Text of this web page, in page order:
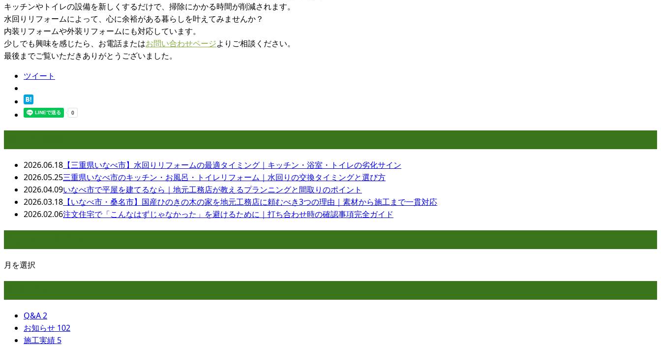
キッチンやトイレの設備を新しくするだけで、掃除にかかる時間が削減されます。
水回りリフォームによって、心に余裕がある暮らしを叶えてみませんか？
内装リフォームや外装リフォームにも対応しています。
少しでも興味を感じたら、お電話またはお問い合わせページよりご相談ください。
最後までご覧いただきありがとうございました。
ツイート
2026.06.18 【三重県いなべ市】水回りリフォームの最適タイミング｜キッチン・浴室・トイレの劣化サイン
2026.05.25三重県いなべ市のキッチン・お風呂・トイレリフォーム｜水回りの交換タイミングと選び方
2026.04.09いなべ市で平屋を建てるなら｜地元工務店が教えるプランニングと間取りのポイント
2026.03.18 【いなべ市・桑名市】国産ひのきの木の家を地元工務店に頼むべき3つの理由｜素材から施工まで一貫対応
2026.02.06注文住宅で「こんなはずじゃなかった」を避けるために｜打ち合わせ時の確認事項完全ガイド
月を選択
Q&A2
お知らせ 102
施工実績 5